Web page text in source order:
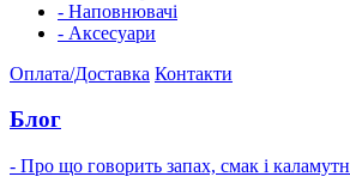
- Наповнювачі
- Аксесуари
Оплата/Доставка Контакти
Блог
- Про що говорить запах, смак і